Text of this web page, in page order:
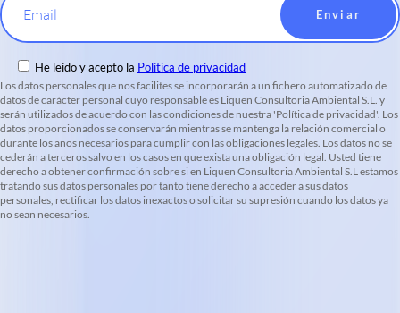
Email
He leído y acepto la Política de privacidad
Los datos personales que nos facilites se incorporarán a un fichero automatizado de
datos de carácter personal cuyo responsable es Liquen Consultoria Ambiental S.L. y
serán utilizados de acuerdo con las condiciones de nuestra 'Política de privacidad'. Los
datos proporcionados se conservarán mientras se mantenga la relación comercial o
durante los años necesarios para cumplir con las obligaciones legales. Los datos no se
cederán a terceros salvo en los casos en que exista una obligación legal. Usted tiene
derecho a obtener confirmación sobre si en Liquen Consultoria Ambiental S.L estamos
tratando sus datos personales por tanto tiene derecho a acceder a sus datos
personales, rectificar los datos inexactos o solicitar su supresión cuando los datos ya
no sean necesarios.